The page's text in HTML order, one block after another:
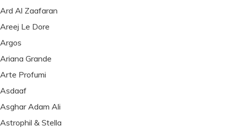
Ard Al Zaafaran
Areej Le Dore
Argos
Ariana Grande
Arte Profumi
Asdaaf
Asghar Adam Ali
Astrophil & Stella